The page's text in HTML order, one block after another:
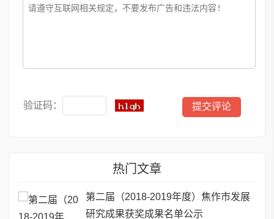
验证码：
热门文章
第二届（2018-2019年度）焦作市发展
研究成果获奖成果名单公示